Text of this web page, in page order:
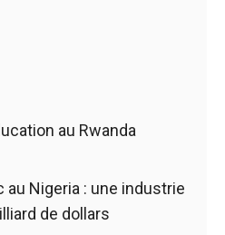
au Rwanda
au Nigeria : une industrie
de dollars